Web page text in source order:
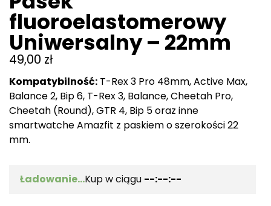
fluoroelastomerowy
Uniwersalny – 22mm
49,00 zł
Kompatybilność: T-Rex 3 Pro 48mm, Active Max,
Balance 2, Bip 6, T-Rex 3, Balance, Cheetah Pro,
Cheetah (Round), GTR 4, Bip 5 oraz inne
smartwatche Amazfit z paskiem o szerokości 22
mm.
Ładowanie...Kup w ciągu --:--:--